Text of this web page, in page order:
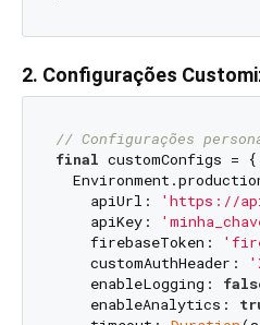
2. Configurações
// Configurações
final customConfigs = {
    apiUrl:
'https://
    apiKey:
    firebaseToken:
    customAuthHeader:
    enableLogging:
    enableAnalytics: